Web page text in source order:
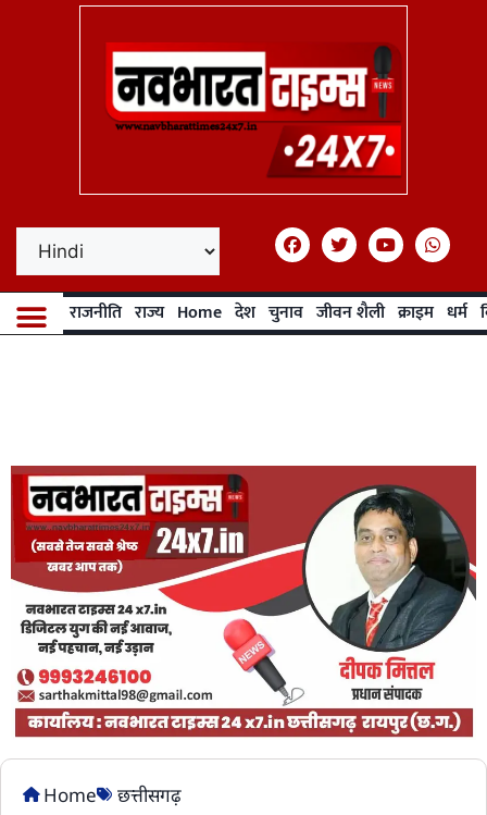
राजनीति राज्य Home देश चुनाव जीवन शैली क्राइम धर्म
Home छत्तीसगढ़